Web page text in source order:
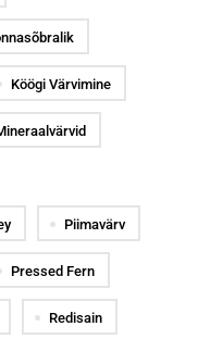
Köögi Värvimine
Piimavärv
Pressed Fern
Redisain